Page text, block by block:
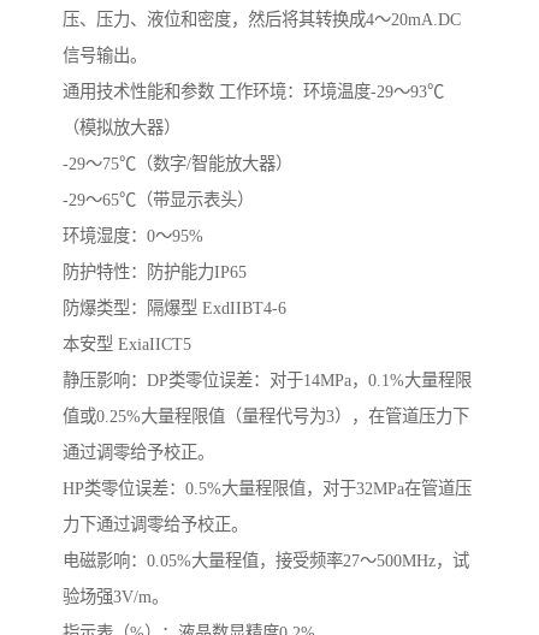
压、压力、液位和密度，然后将其转换成4～20mA.DC
信号输出。
通用技术性能和参数 工作环境：环境温度-29～93℃
（模拟放大器）
-29～75℃（数字/智能放大器）
-29～65℃（带显示表头）
环境湿度：0～95%
防护特性：防护能力IP65
防爆类型：隔爆型 ExdIIBT4-6
本安型 ExiaIICT5
静压影响：DP类零位误差：对于14MPa，0.1%大量程限
值或0.25%大量程限值（量程代号为3），在管道压力下
通过调零给予校正。
HP类零位误差：0.5%大量程限值，对于32MPa在管道压
力下通过调零给予校正。
电磁影响：0.05%大量程值，接受频率27～500MHz，试
验场强3V/m。